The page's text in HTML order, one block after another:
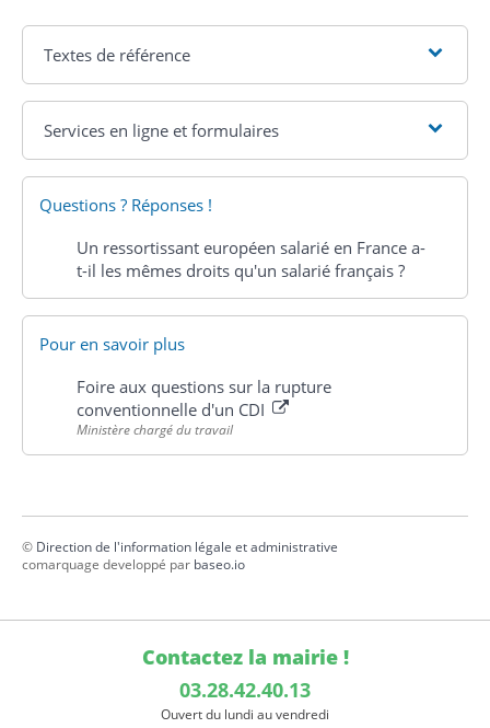
Textes de référence
Services en ligne et formulaires
Questions ? Réponses !
Un ressortissant européen salarié en France a-
t-il les mêmes droits qu'un salarié français ?
Pour en savoir plus
Foire aux questions sur la rupture
conventionnelle d'un CDI
Ministère chargé du travail
© Direction de l'information légale et administrative
comarquage developpé par baseo.io
Contactez la mairie !
03.28.42.40.13
Ouvert du lundi au vendredi